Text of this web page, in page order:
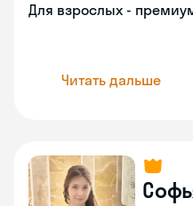
Для взрослых -
Читать дальше